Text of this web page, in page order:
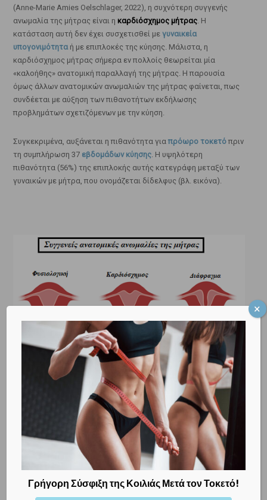
(Anne-Marie Amies Oelschlager, 2022), η συχνότερη συγγενής
ανωμαλία της μήτρας είναι η καρδιόσχημος μήτρας. Η
κατάσταση αυτή δεν έχει συσχετισθεί με γυναικεία
υπογονιμότηταή με επιπλοκές της κύησης. Μάλιστα, η
καρδιόσχημος μήτρας σήμερα εν πολλοίς θεωρείται μία
«καλοήθης» ανατομική παραλλαγή της μήτρας. Η παρουσία
όμως άλλων ανατομικών ανωμαλιών της μήτρας φαίνεται, πως
συνδέεται με αύξηση των πιθανοτήτων εκδήλωσης
προβλημάτων σχετιζόμενων με την κύηση.
Συγκεκριμένα, αυξάνεται η πιθανότητα για πρόωρο τοκετόπριν
τη συμπλήρωση 37 εβδομάδων κύησης. Η υψηλότερη
πιθανότητα (56%) της επιπλοκής αυτής κατεγράφη μεταξύ των
γυναικών με μήτρα, που ονομάζεται δίδελφυς (βλ. εικόνα).
Η μήτρα, ο κόλπος και ο τράχηλος κατά την εμβρυϊκή ζωή
Γρήγορη Σύσφιξη της Κοιλιάς Μετά τον Τοκετό!